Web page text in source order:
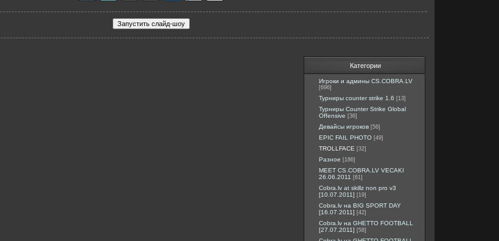
Категории
Игроки и админы CS.COBRA.LV
[696]
Турниры counter strike 1.6 [13]
Турниры Counter Strike Global
Offensive [36]
Девайсы игроков [56]
EPIC FAIL PHOTO [49]
TROLLFACE [32]
Разное [186]
MEET CS.COBRA.LV VECAKI
26.06.2011 [61]
Cobra.lv at skillz non pro v3
[10.07.2011] [19]
Cobra.lv на BIG SPORT DAY
[16.07.2011] [42]
Cobra.lv на GHETTO FOOTBALL
[27.07.2011] [58]